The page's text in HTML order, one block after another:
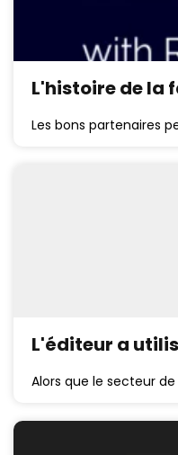
L'histoire de la
Les bons partenaires
L'éditeur a
Alors que le secteur